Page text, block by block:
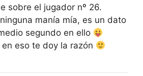
sobre el jugador nº 26.
manía mía, es un dato
segundo en ello
eso te doy la razón